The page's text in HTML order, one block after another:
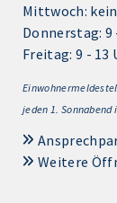
Mittwoch:
Donnerstag: 9
Freitag: 9 - 13
jeden 1. Sonnabend
Weitere